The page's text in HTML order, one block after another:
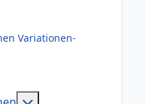
Variationen-